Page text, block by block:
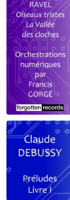
Debussy -
orchestrations